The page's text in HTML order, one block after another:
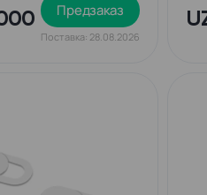
Предзаказ
Поставка: 28.08.2026